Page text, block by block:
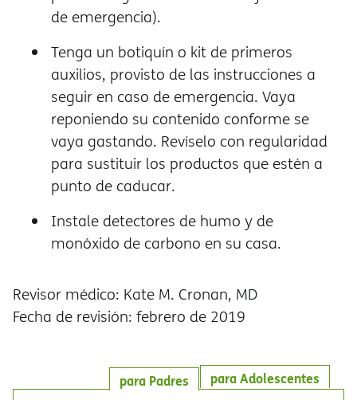
de emergencia).
Tenga un botiquín o kit de primeros
auxilios, provisto de las instrucciones a
seguir en caso de emergencia. Vaya
reponiendo su contenido conforme se
vaya gastando. Revíselo con regularidad
para sustituir los productos que estén a
punto de caducar.
Instale detectores de humo y de
monóxido de carbono en su casa.
Revisor médico: Kate M. Cronan, MD
Fecha de revisión: febrero de 2019
para Adolescentes
para Padres